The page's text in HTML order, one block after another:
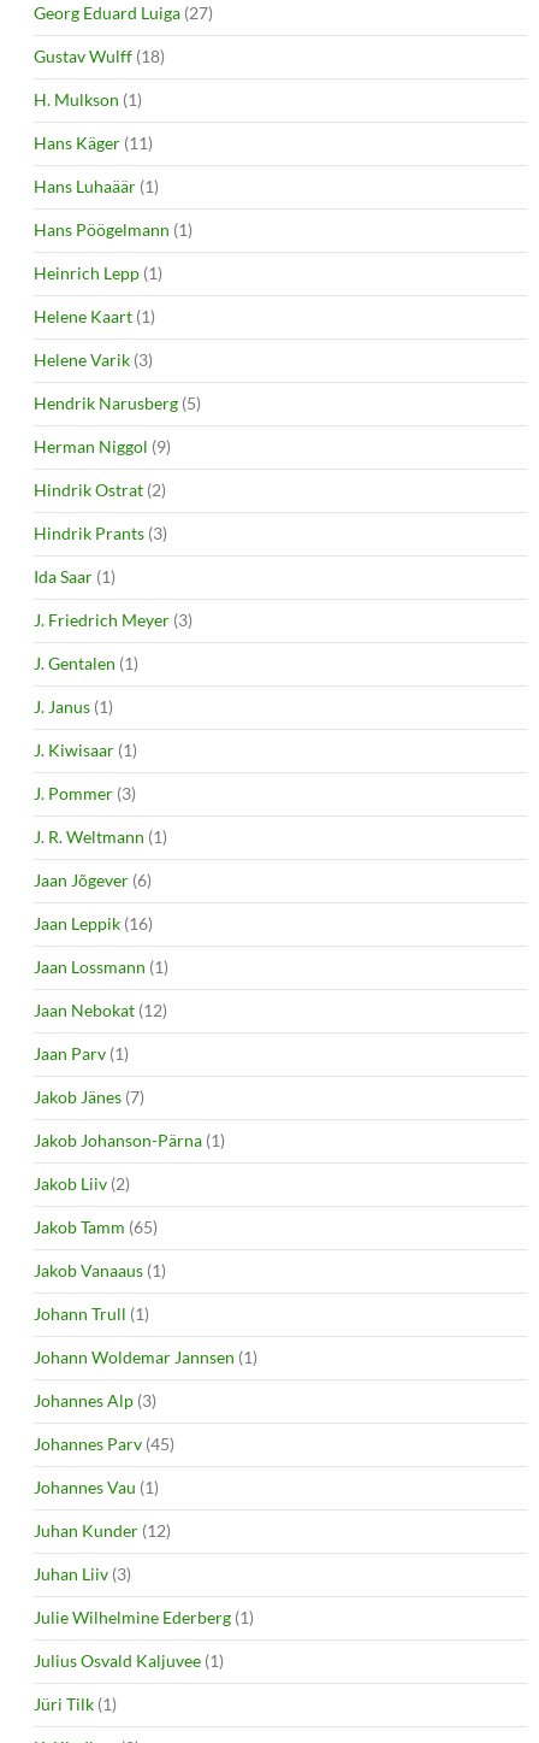
Georg Eduard Luiga (27)
Gustav Wulff (18)
H. Mulkson (1)
Hans Käger (11)
Hans Luhaäär (1)
Hans Pöögelmann (1)
Heinrich Lepp (1)
Helene Kaart (1)
Helene Varik (3)
Hendrik Narusberg (5)
Herman Niggol (9)
Hindrik Ostrat (2)
Hindrik Prants (3)
Ida Saar (1)
J. Friedrich Meyer (3)
J. Gentalen (1)
J. Janus (1)
J. Kiwisaar (1)
J. Pommer (3)
J. R. Weltmann (1)
Jaan Jõgever (6)
Jaan Leppik (16)
Jaan Lossmann (1)
Jaan Nebokat (12)
Jaan Parv (1)
Jakob Jänes (7)
Jakob Johanson-Pärna (1)
Jakob Liiv (2)
Jakob Tamm (65)
Jakob Vanaaus (1)
Johann Trull (1)
Johann Woldemar Jannsen (1)
Johannes Alp (3)
Johannes Parv (45)
Johannes Vau (1)
Juhan Kunder (12)
Juhan Liiv (3)
Julie Wilhelmine Ederberg (1)
Julius Osvald Kaljuvee (1)
Jüri Tilk (1)